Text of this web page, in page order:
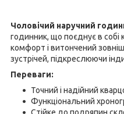
Чоловічий наручний
годинник, що поєднує в собі
комфорт і витончений
зустрічей, підкреслюючи
Переваги:
Точний і надійний
Функціональний
Стійке до подряпин